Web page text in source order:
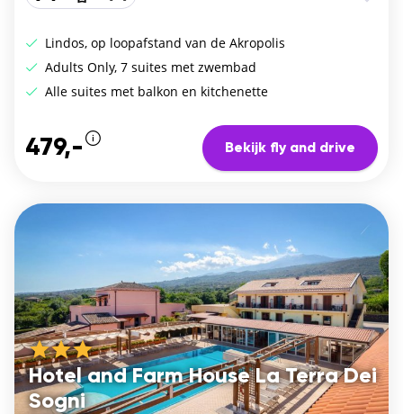
Lindos, op loopafstand van de Akropolis
Adults Only, 7 suites met zwembad
Alle suites met balkon en kitchenette
479,- Bekijk fly and drive
Hotel and Farm House La Terra Dei
Sogni